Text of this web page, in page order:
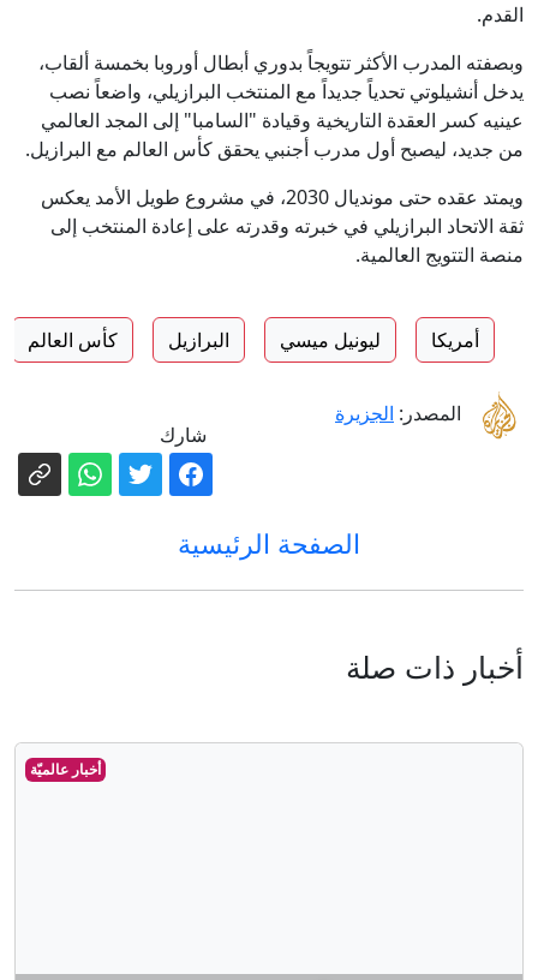
القدم.
وبصفته المدرب الأكثر تتويجاً بدوري أبطال أوروبا بخمسة ألقاب،
يدخل أنشيلوتي تحدياً جديداً مع المنتخب البرازيلي، واضعاً نصب
عينيه كسر العقدة التاريخية وقيادة "السامبا" إلى المجد العالمي
من جديد، ليصبح أول مدرب أجنبي يحقق كأس العالم مع البرازيل.
ويمتد عقده حتى مونديال 2030، في مشروع طويل الأمد يعكس
ثقة الاتحاد البرازيلي في خبرته وقدرته على إعادة المنتخب إلى
منصة التتويج العالمية.
أمريكا ليونيل ميسي البرازيل كأس العالم
المصدر: الجزيرة
شارك
الصفحة الرئيسية
أخبار ذات صلة
أخبار عالميّة